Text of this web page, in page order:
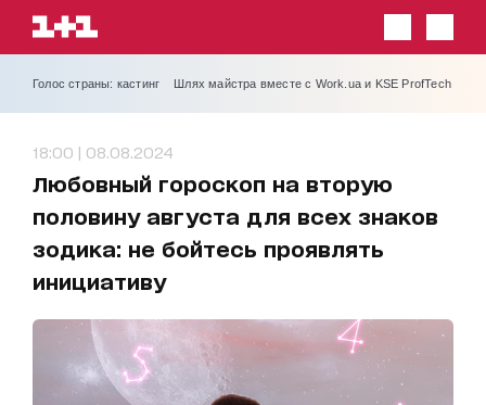
Голос страны: кастинг Шлях майстра вместе с Work.ua и KSE ProfTech
18:00 | 08.08.2024
Любовный гороскоп на вторую
половину августа для всех знаков
зодика: не бойтесь проявлять
инициативу